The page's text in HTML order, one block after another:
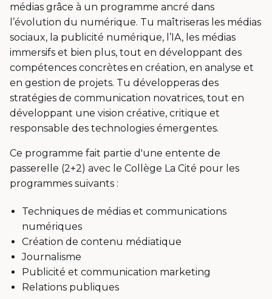
médias grâce à un programme ancré dans
l’évolution du numérique. Tu maîtriseras les médias
sociaux, la publicité numérique, l’IA, les médias
immersifs et bien plus, tout en développant des
compétences concrètes en création, en analyse et
en gestion de projets. Tu développeras des
stratégies de communication novatrices, tout en
développant une vision créative, critique et
responsable des technologies émergentes.
Ce programme fait partie d'une entente de
passerelle (2+2) avec le Collège La Cité pour les
programmes suivants :
Techniques de médias et communications
numériques
Création de contenu médiatique
Journalisme
Publicité et communication marketing
Relations publiques